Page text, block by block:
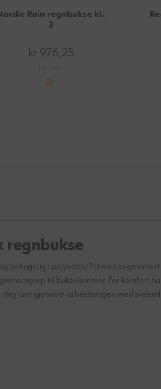
Rain regnbukse kl.
2
kr 976,25
regnbukse
behagelig i polyester/PU med
til bukselommer. For komfort
tørr gjennom arbeidsdagen med